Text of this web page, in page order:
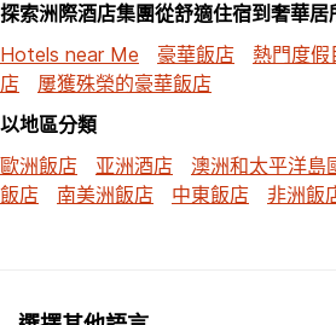
探索洲際酒店集團從舒適住宿到奢華居
Hotels near Me
豪華飯店 熱門度假
店
屢獲殊榮的豪華飯店
以地區分類
歐洲飯店
亚洲酒店 澳洲和太平洋島
飯店
南美洲飯店 中東飯店 非洲飯